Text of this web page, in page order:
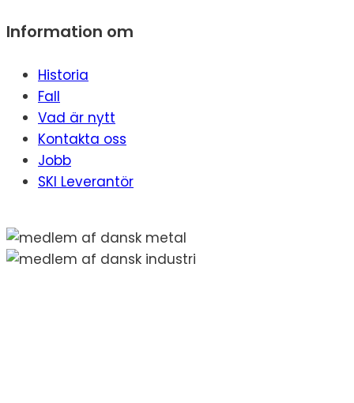
Information om
Historia
Fall
Vad är nytt
Kontakta oss
Jobb
SKI Leverantör